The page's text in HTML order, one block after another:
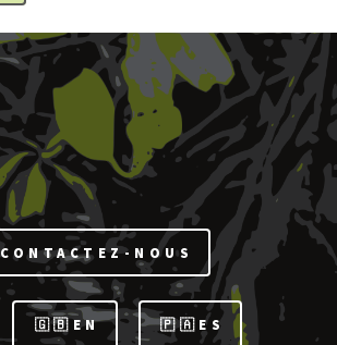
CONTACTEZ-NOUS
🇬🇧EN 🇵🇦ES